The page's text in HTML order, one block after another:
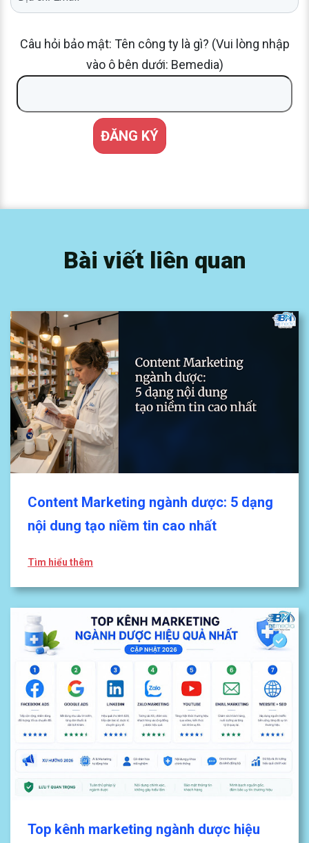
Câu hỏi bảo mật: Tên công ty là gì? (Vui lòng nhập
vào ô bên dưới: Bemedia)
Bài viết liên quan
Content Marketing ngành dược: 5 dạng
nội dung tạo niềm tin cao nhất
Tìm hiểu thêm
Top kênh marketing ngành dược hiệu